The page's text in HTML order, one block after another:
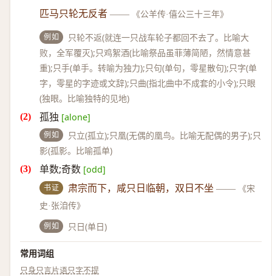
匹马只轮无反者 —— 《公羊传·僖公三十三年》
例如
只轮不返(就连一只战车轮子都回不去了。比喻大
败，全军覆灭);只鸡絮酒(比喻祭品虽菲薄简陋，然情意甚
重);只手(单手。转喻为独力);只句(单句，零星散句);只字(单
字，零星的字迹或文辞);只曲(指北曲中不成套的小令);只眼
(独眼。比喻独特的见地)
孤独 [alone]
例如
只立(孤立);只凰(无偶的凰鸟。比喻无配偶的男子);只
影(孤影。比喻孤单)
单数;奇数 [odd]
书证 肃宗而下，咸只日临朝，双日不坐 ——
《宋
史·张洎传》
例如 只日(单日)
常用词组
只身只言片语只字不提